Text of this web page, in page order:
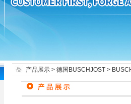
产品展示 > 德国BUSCHJOST >